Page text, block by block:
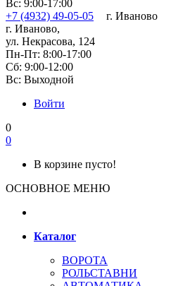
Вс: 9:00-17:00
+7 (4932) 49-05-05
г. Иваново
г. Иваново,
ул. Некрасова, 124
Пн-Пт: 8:00-17:00
Сб: 9:00-12:00
Вс: Выходной
Войти
0
0
В корзине пусто!
ОСНОВНОЕ МЕНЮ
Каталог
ВОРОТА
РОЛЬСТАВНИ